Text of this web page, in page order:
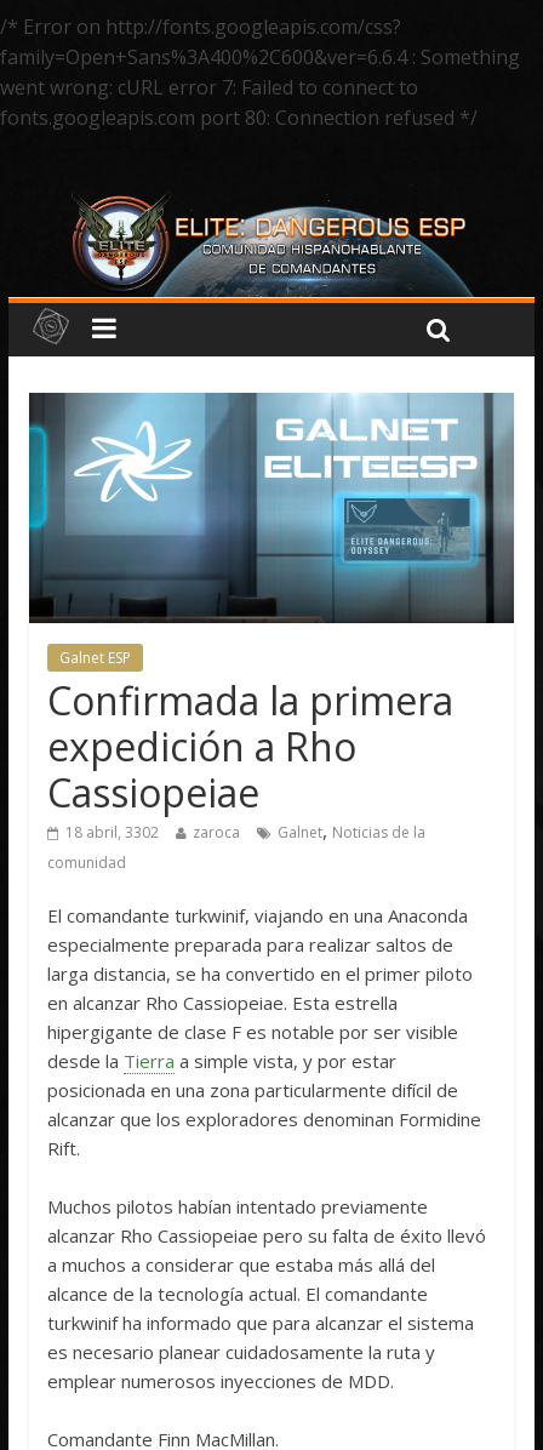
/* Error on http://fonts.googleapis.com/css?
family=Open+Sans%3A400%2C600&ver=6.6.4 : Something
went wrong: cURL error 7: Failed to connect to
fonts.googleapis.com port 80: Connection refused */
Galnet ESP
Confirmada la primera
expedición a Rho
Cassiopeiae
18 abril, 3302 zaroca Galnet, Noticias de la
comunidad
El comandante turkwinif, viajando en una Anaconda
especialmente preparada para realizar saltos de
larga distancia, se ha convertido en el primer piloto
en alcanzar Rho Cassiopeiae. Esta estrella
hipergigante de clase F es notable por ser visible
desde la Tierra a simple vista, y por estar
posicionada en una zona particularmente difícil de
alcanzar que los exploradores denominan Formidine
Rift.
Muchos pilotos habían intentado previamente
alcanzar Rho Cassiopeiae pero su falta de éxito llevó
a muchos a considerar que estaba más allá del
alcance de la tecnología actual. El comandante
turkwinif ha informado que para alcanzar el sistema
es necesario planear cuidadosamente la ruta y
emplear numerosos inyecciones de MDD.
Comandante Finn MacMillan.